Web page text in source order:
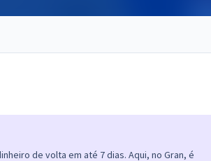
de volta em até 7 dias. Aqui, no Gran, é